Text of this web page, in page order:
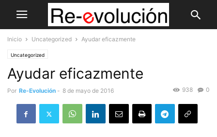
Inicio Uncategorized Ayudar eficazmente
Uncategorized
Ayudar eficazmente
Por Re-Evolución - 8 de mayo de 2016 0
938